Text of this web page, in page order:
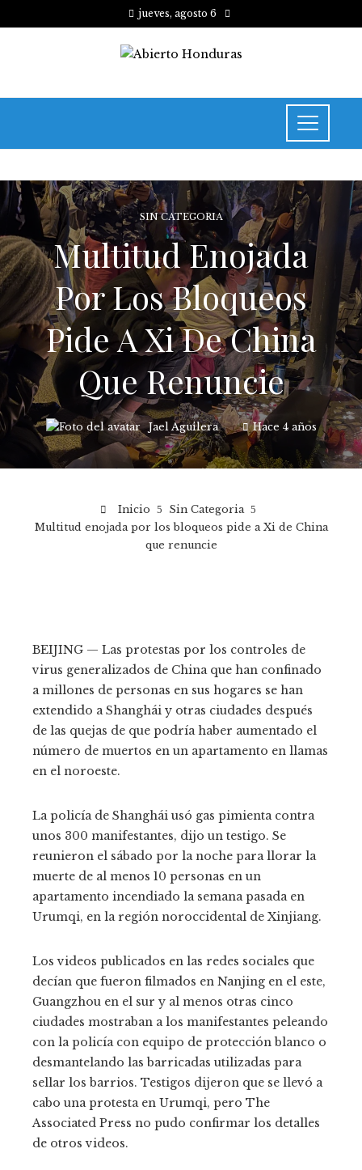
jueves, agosto 6
SIN CATEGORIA
Multitud Enojada
Por Los Bloqueos
Pide A Xi De China
Que Renuncie
Jael Aguilera Hace 4 años
Inicio
Sin Categoria
Multitud enojada por los bloqueos pide a Xi de China
que renuncie
BEIJING — Las protestas por los controles de
virus generalizados de China que han confinado
a millones de personas en sus hogares se han
extendido a Shanghái y otras ciudades después
de las quejas de que podría haber aumentado el
número de muertos en un apartamento en llamas
en el noroeste.
La policía de Shanghái usó gas pimienta contra
unos 300 manifestantes, dijo un testigo. Se
reunieron el sábado por la noche para llorar la
muerte de al menos 10 personas en un
apartamento incendiado la semana pasada en
Urumqi, en la región noroccidental de Xinjiang.
Los videos publicados en las redes sociales que
decían que fueron filmados en Nanjing en el este,
Guangzhou en el sur y al menos otras cinco
ciudades mostraban a los manifestantes peleando
con la policía con equipo de protección blanco o
desmantelando las barricadas utilizadas para
sellar los barrios. Testigos dijeron que se llevó a
cabo una protesta en Urumqi, pero The
Associated Press no pudo confirmar los detalles
de otros videos.